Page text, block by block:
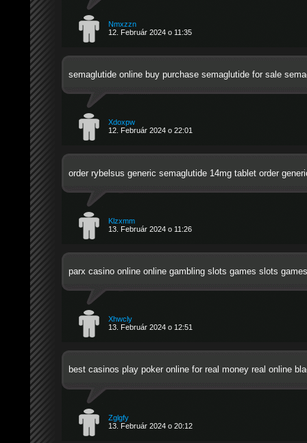
Nmxzzn
12. Február 2024 o 11:35
semaglutide online buy purchase semaglutide for sale
Xdoxpw
12. Február 2024 o 22:01
order rybelsus generic semaglutide 14mg tabletorder
Klzxmm
13. Február 2024 o 11:26
parx casino online online gambling slots games slots games
Xhwcly
13. Február 2024 o 12:51
best casinos play poker online for real moneyreal online
Zglgfy
13. Február 2024 o 20:12